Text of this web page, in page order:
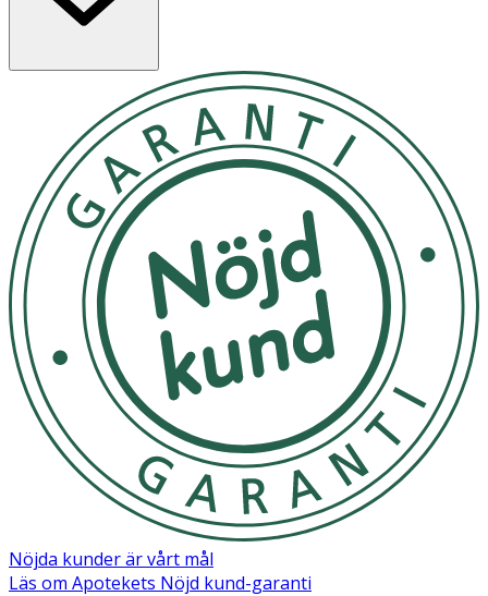
Bulldog tror vi på att tillverka kvalitetsprodukter som
naturligt ursprung. • Flaska: 100 % återvunnen plast
(PCR) • Pump: 30 % återvunnen plast (PCR), monomaterial
•Applicera 1–2 pump på torr och rengjord hud varje kväll.
• Perfekt efter Bulldog End of Day Recovery Cleansing
Face Gel och före Bulldog End of Day Recovery Cream
Rumstemperatur
OK för gravida och ammande:
Ja
Ingredienser:
Aqua (Water), Propanediol, Glycerin, Sodium PCA,
Polyglyceryl-6 caprylate, Sodium hyaluronate, Sodium
benzoate, Xanthan gum, Potassium sorbate,
Maltodextrin, Plankton extract, Parfum (Fragrance)*,
Citric acid, Phenoxyethanol, Biosaccharide gum-1,
Nephelium lappaceum (Rambutan) leaf extract, Proline,
Limonene. *A blend of natural ingredients.
Nöjda kunder är vårt mål
Läs om Apotekets Nöjd kund-garanti